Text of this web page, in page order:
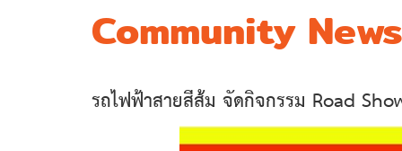
Community
รถไฟฟ้าสายสีส้ม จัดกิจกรรม Road